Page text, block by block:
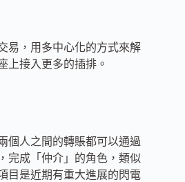
易，用多中心化的方式來解
上接入更多的插排。
個人之間的轉賬都可以通過
完成「仲介」的角色，類似
目是近期有重大進展的閃電